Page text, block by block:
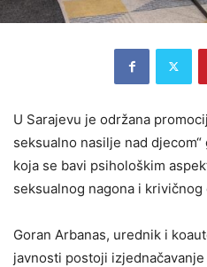
U Sarajevu je održana
seksualno nasilje nad
koja se bavi psihološkim
seksualnog nagona i krivičnog
Goran Arbanas, urednik i
javnosti postoji